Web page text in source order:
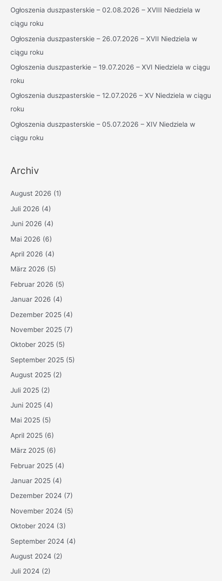
n
n
a
c
h
Ogłoszenia duszpasterskie – 02.08.2026 – XVIII Niedziela w
ciągu roku
Ogłoszenia duszpasterskie – 26.07.2026 – XVII Niedziela w
ciągu roku
Ogłoszenia duszpasterkie – 19.07.2026 – XVI Niedziela w ciągu
roku
Ogłoszenia duszpasterskie – 12.07.2026 – XV Niedziela w ciągu
roku
Ogłoszenia duszpasterskie – 05.07.2026 – XIV Niedziela w
ciągu roku
Archiv
August 2026 (1)
Juli 2026 (4)
Juni 2026 (4)
Mai 2026 (6)
April 2026 (4)
März 2026 (5)
Februar 2026 (5)
Januar 2026 (4)
Dezember 2025 (4)
November 2025 (7)
Oktober 2025 (5)
September 2025 (5)
August 2025 (2)
Juli 2025 (2)
Juni 2025 (4)
Mai 2025 (5)
April 2025 (6)
März 2025 (6)
Februar 2025 (4)
Januar 2025 (4)
Dezember 2024 (7)
November 2024 (5)
Oktober 2024 (3)
September 2024 (4)
August 2024 (2)
Juli 2024 (2)